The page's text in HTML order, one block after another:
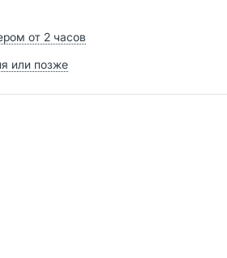
от 2 часов
или позже